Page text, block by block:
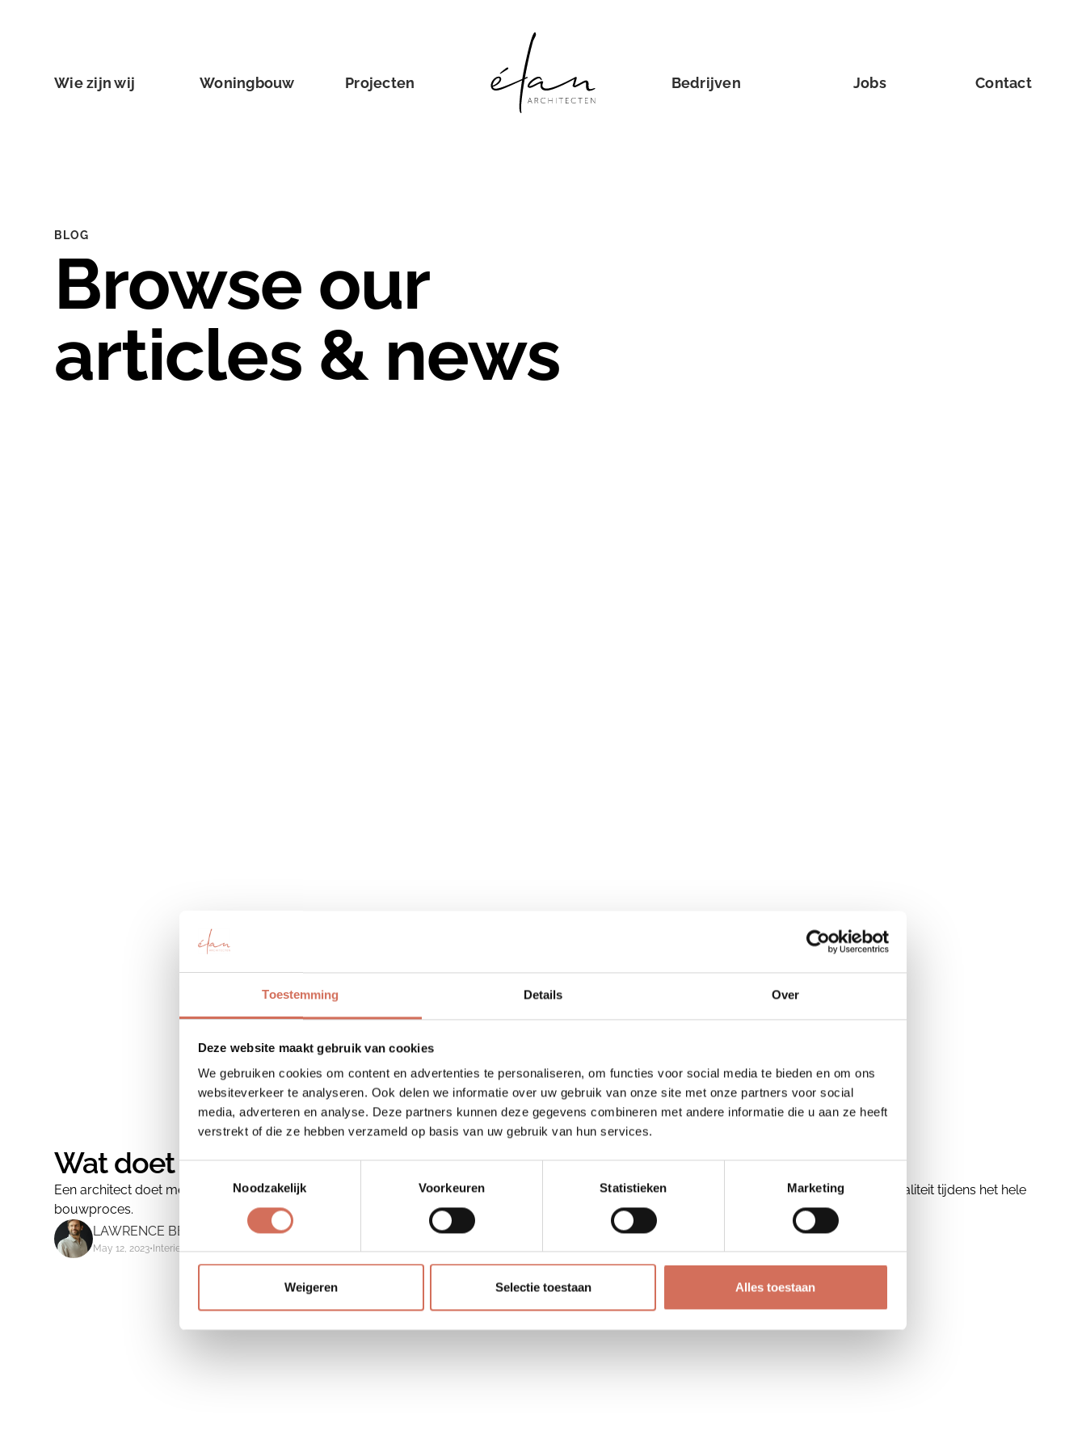
Toestemming Details Over
Deze website maakt gebruik van cookies
We gebruiken cookies om content en advertenties te personaliseren, om functies voor social media te bieden en om ons
websiteverkeer te analyseren. Ook delen we informatie over uw gebruik van onze site met onze partners voor social
media, adverteren en analyse. Deze partners kunnen deze gegevens combineren met andere informatie die u aan ze heeft
verstrekt of die ze hebben verzameld op basis van uw gebruik van hun services.
Noodzakelijk
Voorkeuren Statistieken Marketing
Weigeren Selectie toestaan Alles toestaan
Wie zijn wij Woningbouw Projecten Bedrijven Jobs Contact
BLOG
Browse our
articles & news
Wat doet een architect nu eigenlijk?
Een architect doet meer dan enkel ontwerpen. Wij vertalen ideeën naar concrete plannen, zorgen voor een haalbare aanpak en bewaken de kwaliteit tijdens het hele
bouwproces.
LAWRENCE BESSEMANS
May 12, 2023•Interieurontwerp